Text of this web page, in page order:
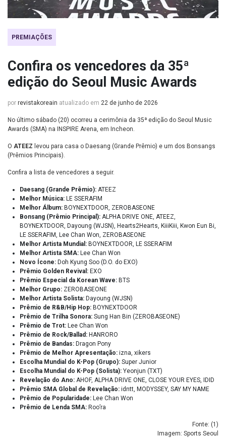
PREMIAÇÕES
Confira os vencedores da 35ª
edição do Seoul Music Awards
por revistakoreain atualizado em 22 de junho de 2026
No último sábado (20) ocorreu a cerimônia da 35ª edição do Seoul Music
Awards (SMA) na INSPIRE Arena, em Incheon.
O ATEEZ levou para casa o Daesang (Grande Prêmio) e um dos Bonsangs
(Prêmios Principais).
Confira a lista de vencedores a seguir.
Daesang (Grande Prêmio): ATEEZ
Melhor Música: LE SSERAFIM
Melhor Álbum: BOYNEXTDOOR, ZEROBASEONE
Bonsang (Prêmio Principal): ALPHA DRIVE ONE, ATEEZ,
BOYNEXTDOOR, Dayoung (WJSN), Hearts2Hearts, KiiiKiii, Kwon Eun Bi,
LE SSERAFIM, Lee Chan Won, ZEROBASEONE
Melhor Artista Mundial: BOYNEXTDOOR, LE SSERAFIM
Melhor Artista SMA: Lee Chan Won
Novo Ícone: Doh Kyung Soo (D.O. do EXO)
Prêmio Golden Revival: EXO
Prêmio Especial da Korean Wave: BTS
Melhor Grupo: ZEROBASEONE
Melhor Artista Solista: Dayoung (WJSN)
Prêmio de R&B/Hip Hop: BOYNEXTDOOR
Prêmio de Trilha Sonora: Sung Han Bin (ZEROBASEONE)
Prêmio de Trot: Lee Chan Won
Prêmio de Rock/Ballad: HANRORO
Prêmio de Bandas: Dragon Pony
Prêmio de Melhor Apresentação: izna, xikers
Escolha Mundial do K-Pop (Grupo): Super Junior
Escolha Mundial do K-Pop (Solista): Yeonjun (TXT)
Revelação do Ano: AHOF, ALPHA DRIVE ONE, CLOSE YOUR EYES, IDID
Prêmio SMA Global de Revelação: idntt, MODYSSEY, SAY MY NAME
Prêmio de Popularidade: Lee Chan Won
Prêmio de Lenda SMA: Roo’ra
Fonte: (1 )
Imagem: Sports Seoul